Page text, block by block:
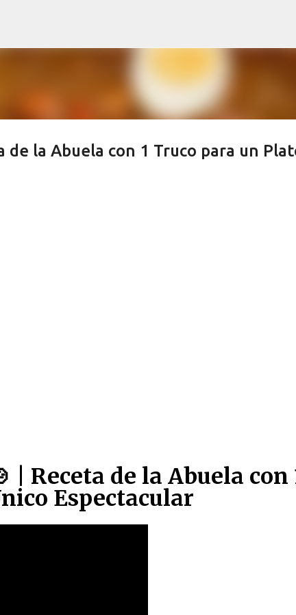
de la Abuela con 1 Truco para un
| Receta de la Abuela con
Espectacular